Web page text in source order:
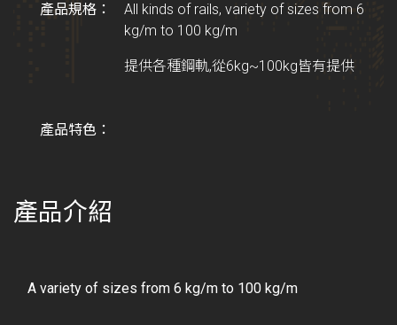
產品規格：
All kinds of rails, variety of sizes from 6
kg/m to 100 kg/m
提供各種鋼軌,從6kg~100kg皆有提供
產品特色：
產品介紹
A variety of sizes from 6 kg/m to 100 kg/m